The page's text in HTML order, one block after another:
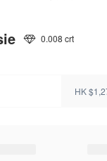
0.008 crt
HK